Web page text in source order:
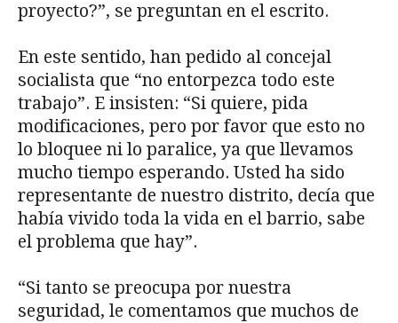
proyecto?”, se preguntan en el escrito.
En este sentido, han pedido al concejal
socialista que “no entorpezca todo este
trabajo”. E insisten: “Si quiere, pida
modificaciones, pero por favor que esto no
lo bloquee ni lo paralice, ya que llevamos
mucho tiempo esperando. Usted ha sido
representante de nuestro distrito, decía que
había vivido toda la vida en el barrio, sabe
el problema que hay”.
“Si tanto se preocupa por nuestra
seguridad, le comentamos que muchos de